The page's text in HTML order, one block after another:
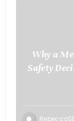
Why a
Safety